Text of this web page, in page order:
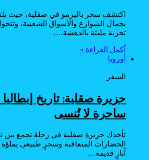
اكتشف سحر باليرمو في صقلية، حيث
بجمال الشوارع والأسواق الشعبية،
تجربة مليئة بالدهشة.…
أكمل القراءة »
أوروبا
السفر
جزيرة صقلية: تاريخ
ساحرة لا تُنسى
تأخذك جزيرة صقلية في رحلة تجمع بين
الحضارات المتعاقبة وسحرٍ طبيعي يملؤه
آثارٍ قديمة…